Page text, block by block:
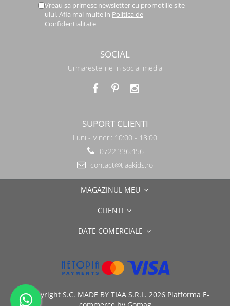
Vreau sa primesc newsletter cu promotiile site-
ului. Afla mai multe in Politica de
Confidentialitate
SOCIAL
Urmareste-ne in social media
SUPORT CLIENTI
Luni - Vineri: 10:00 - 18:00
0722.336.456
contact@tiaakids.ro
MAGAZINUL MEU
CLIENTI
DATE COMERCIALE
©Copyright S.C. MADE BY TIAA S.R.L. 2026 Platforma E-